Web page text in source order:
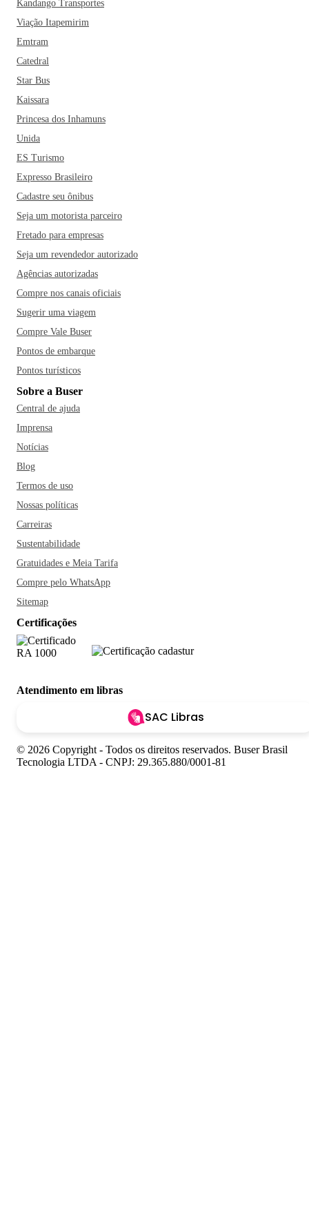
administrativa do município. O centro histórico preserva
prédios do Brasil Colônia, um autêntico roteiro pela história
do país. Há marcos naturais, casarões e muitas praias para se
divertir. É neste distrito que estão as localidades do Sahy,
Na região conhecida como Praia do Saco é onde estão as
Ruínas do Povoado do Saco de Mangaratiba, onde foi o
antigo povoado da cidade e porto de escoamento do café
oriundo de São João Marcos e Baixo Paraíba. As ruínas do
Quem estiver passando pela cidade também pode conhecer a
região do Vale do Saí (Sahy) para conhecer as Ruínas do
Saí, onde estudiosos acreditam que ficava um dos portos de
chegada de escravos, que abasteciam todo o estado do Rio
Kandango Transportes
Viação Itapemirim
Emtram
Catedral
Star Bus
Kaissara
Princesa dos Inhamuns
Unida
ES Turismo
Expresso Brasileiro
Cadastre seu ônibus
Seja um motorista parceiro
Fretado para empresas
Seja um revendedor autorizado
Agências autorizadas
Compre nos canais oficiais
Sugerir uma viagem
Compre Vale Buser
Pontos de embarque
Pontos turísticos
Sobre a Buser
Central de ajuda
Imprensa
Notícias
Blog
Termos de uso
Nossas políticas
Carreiras
Sustentabilidade
Gratuidades e Meia Tarifa
Compre pelo WhatsApp
Sitemap
Certificações
Atendimento em libras
SAC Libras
© 2026 Copyright - Todos os direitos reservados. Buser Brasil
Tecnologia LTDA - CNPJ: 29.365.880/0001-81